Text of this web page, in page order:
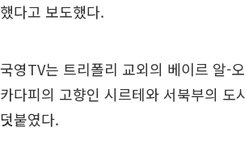
했다고 보도했다.
국영TV는 트리폴리 교외의 베이르 알-
카다피의 고향인 시르테와 서북부의
덧붙였다.